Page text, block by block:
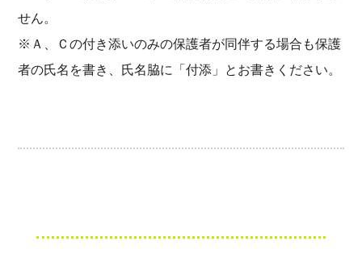
せん。
※Ａ、Ｃの付き添いのみの保護者が同伴する場合も保護
者の氏名を書き、氏名脇に「付添」とお書きください。